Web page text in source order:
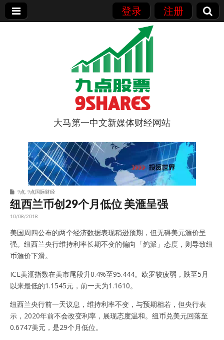
登录 注册
9点股票
大马第一中文新媒体财经网站
9点 9点国际财经
纽西兰币创29个月低位 美滙呈强
10/08/2018
美国周四公布的两个经济数据表现稍逊预期，但无碍美元滙价呈
强。纽西兰央行维持利率长期不变的偏向「鸽派」态度，则导致纽
币滙价下滑。
ICE美滙指数在美市尾段升0.4%至95.444。欧罗较疲弱，跌至5月
以来最低的1.1545元，前一天为1.1610。
纽西兰央行前一天议息，维持利率不变，与预期相若，但央行表
示，2020年前不会改变利率，展现态度温和。纽币兑美元回落至
0.6747美元，是29个月低位。